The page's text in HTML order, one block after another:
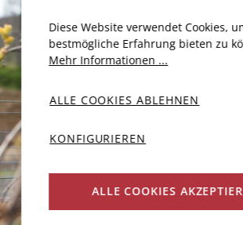
Diese Website verwendet Cookies,
bestmögliche Erfahrung bieten zu
Mehr Informationen ...
ALLE COOKIES ABLEHNEN
KONFIGURIEREN
ALLE COOKIES